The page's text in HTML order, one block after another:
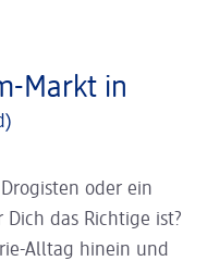
Markt in
oder ein
das Richtige ist?
Alltag hinein und